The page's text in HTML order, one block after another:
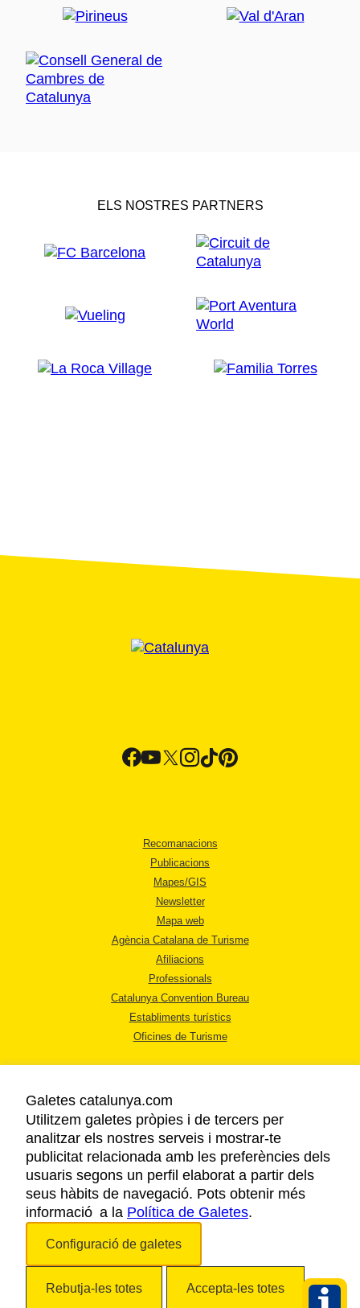
ELS NOSTRES PARTNERS
Recomanacions
Publicacions
Mapes/GIS
Newsletter
Mapa web
Agència Catalana de Turisme
Afiliacions
Professionals
Catalunya Convention Bureau
Establiments turístics
Oficines de Turisme
AVÍS LEGAL
POLÍTICA DE PRIVACITAT
COOKIES
ACCESSIBILITAT
Galetes catalunya.com
Utilitzem galetes pròpies i de tercers per
analitzar els nostres serveis i mostrar-te
publicitat relacionada amb les preferències dels
usuaris segons un perfil elaborat a partir dels
seus hàbits de navegació. Pots obtenir més
informació a la Política de Galetes.
Configuració de galetes
Rebutja-les totes Accepta-les totes